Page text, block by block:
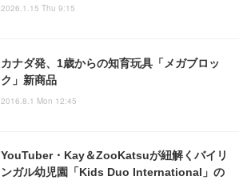
2026.1.15 Thu 9:15
カナダ発、1歳からの知育玩具「メガブロッ
ク」新商品
2016.8.1 Mon 12:45
YouTuber・Kay＆ZooKatsuが紐解くバイリ
ンガル幼児園「Kids Duo International」の